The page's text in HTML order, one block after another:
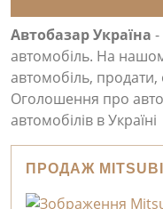
Автобазар Україна -
автомобіль. На
автомобіль, продати,
Оголошення про
автомобілів в Україні
ПРОДАЖ